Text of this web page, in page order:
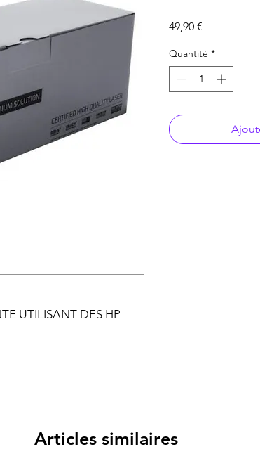
UTILISANT DES HP
49,90 €
Quantité *
Articles similaires